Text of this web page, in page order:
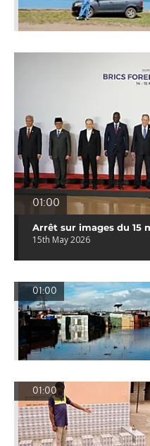
01:00
Arrêt sur images du 15
15th May 2026
01:00
01:00